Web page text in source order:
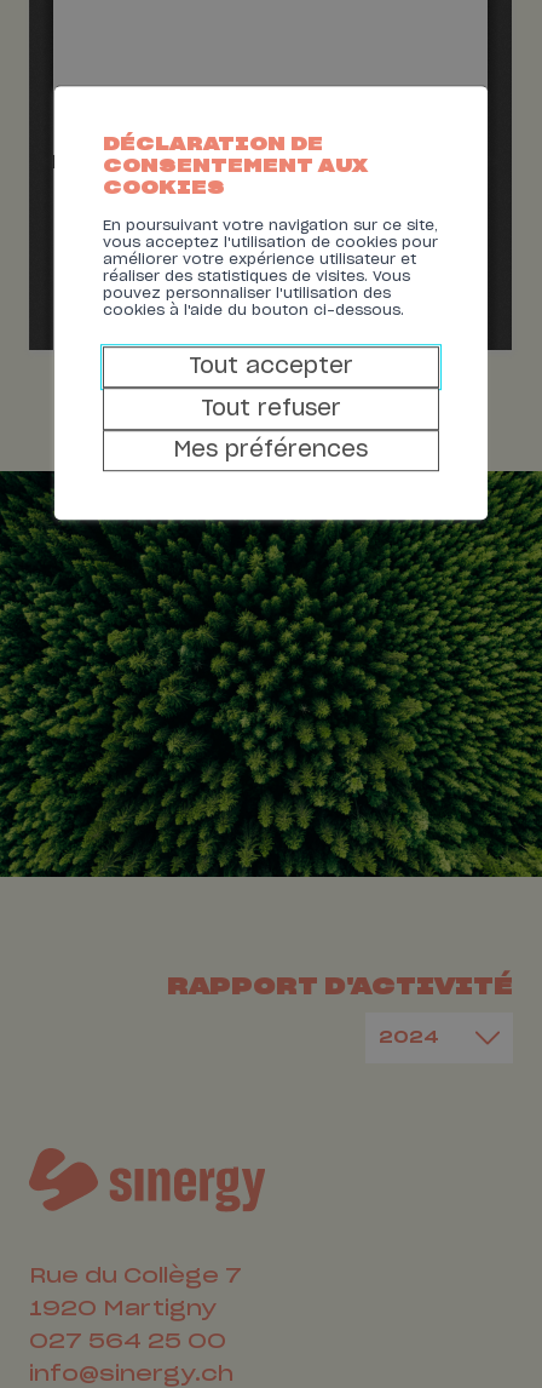
Rue du Collège 7
1920
Martigny
027 564 25 00
info@sinergy.ch
RAPPORT D'ACTIVITÉ
DÉCLARATION DE
CONSENTEMENT AUX
COOKIES
En poursuivant votre navigation sur ce site,
vous acceptez l'utilisation de cookies pour
améliorer votre expérience utilisateur et
réaliser des statistiques de visites. Vous
pouvez personnaliser l'utilisation des
cookies à l'aide du bouton ci-dessous.
Tout accepter
Tout refuser
Mes préférences